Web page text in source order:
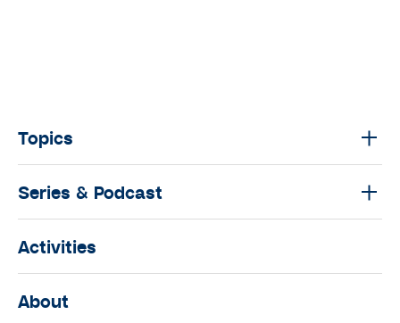
Topics
Series & Podcast
Activities
About